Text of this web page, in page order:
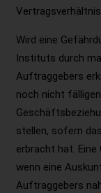
Wird eine
Instituts durch
Auftraggebers
noch nicht
stellen, sofern
erbracht hat. Eine
wenn eine
Auftraggebers